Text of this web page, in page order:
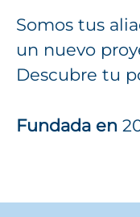
Somos tus
un nuevo
Descubre tu
Fundada en